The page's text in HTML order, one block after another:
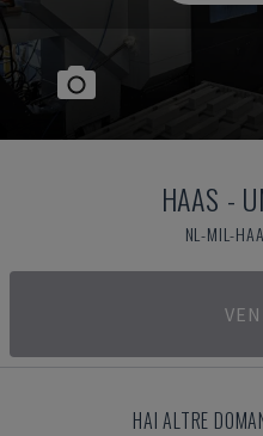
HAAS -
NL-MIL-
HAI ALTRE